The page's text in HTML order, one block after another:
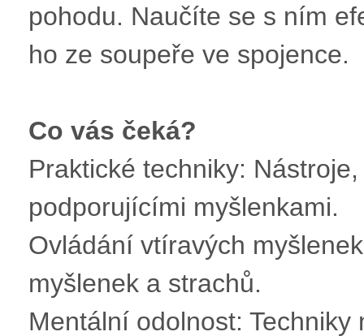
pohodu. Naučíte se s ním
ho ze soupeře ve spojence.
Co vás čeká?
Praktické techniky:
podporujícími myšlenkami.
Ovládání vtíravých
myšlenek a strachů.
Mentální odolnost: